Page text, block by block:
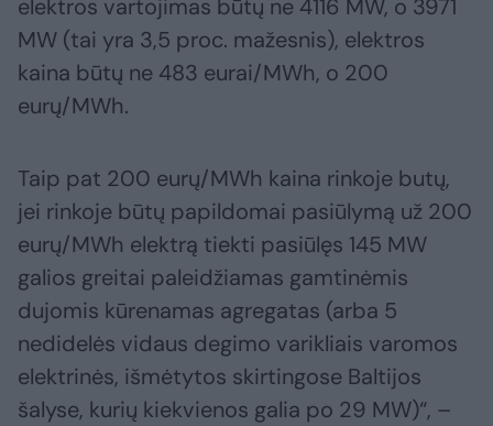
elektros vartojimas būtų ne 4116 MW, o 3971
MW (tai yra 3,5 proc. mažesnis), elektros
kaina būtų ne 483 eurai/MWh, o 200
eurų/MWh.
Taip pat 200 eurų/MWh kaina rinkoje butų,
jei rinkoje būtų papildomai pasiūlymą už 200
eurų/MWh elektrą tiekti pasiūlęs 145 MW
galios greitai paleidžiamas gamtinėmis
dujomis kūrenamas agregatas (arba 5
nedidelės vidaus degimo varikliais varomos
elektrinės, išmėtytos skirtingose Baltijos
šalyse, kurių kiekvienos galia po 29 MW)“, –